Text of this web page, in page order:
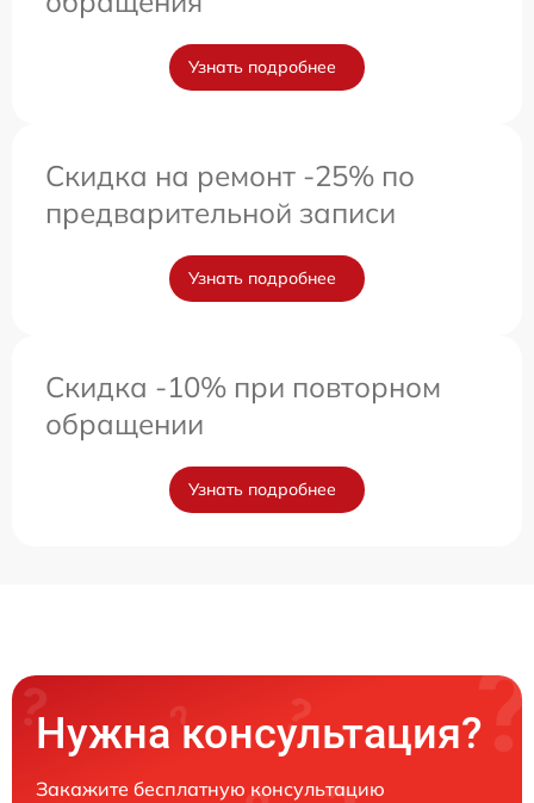
Узнать подробнее
Скидка на ремонт -25% по
предварительной записи
Узнать подробнее
Скидка -10% при повторном
обращении
Узнать подробнее
Нужна консультация?
Закажите бесплатную консультацию